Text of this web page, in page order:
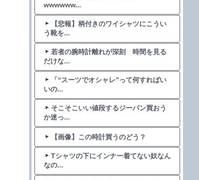
wwwwww...
【悲報】柄付きのワイシャツにこうい
う靴を...
若者の腕時計離れが深刻 時間を見る
だけな...
「“スーツでオシャレ”って何すればい
いの...
そこそこいい値段するジーパン買おう
か迷っ...
【画像】この時計買うのどう？
Tシャツの下にインナー着てない奴なん
なの...